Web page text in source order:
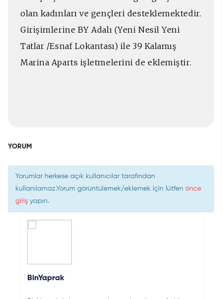
olan kadınları ve gençleri desteklemektedir.
Girişimlerine BY Adalı (Yeni Nesil Yeni
Tatlar /Esnaf Lokantası) ile 39 Kalamış
Marina Aparts işletmelerini de eklemiştir.
YORUM
Yorumlar herkese açık kullanıcılar tarafından
kullanılamaz.Yorum görüntülemek/eklemek için lütfen önce
giriş yapın.
BinYaprak